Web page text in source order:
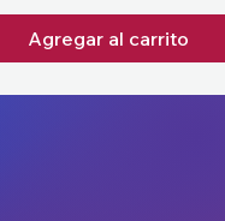
Agregar al carrito